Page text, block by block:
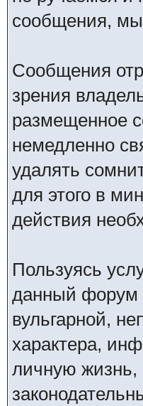
сообщения, мы
Сообщения
зрения
размещенное
немедленно
удалять
для этого в
действия
Пользуясь
данный форум
вульгарной,
характера,
личную